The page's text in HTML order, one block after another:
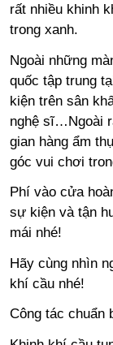
rất nhiều khinh
trong xanh.
Ngoài những
quốc tập trung
kiện trên sân
nghệ sĩ…Ngoài
gian hàng ẩm
góc vui chơi
Phí vào cửa
sự kiện và tận
mái nhé!
Hãy cùng nhìn
khí cầu nhé!
Công tác chuẩn